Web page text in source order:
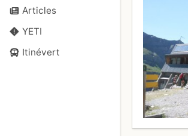
Articles
YETI
Itinévert